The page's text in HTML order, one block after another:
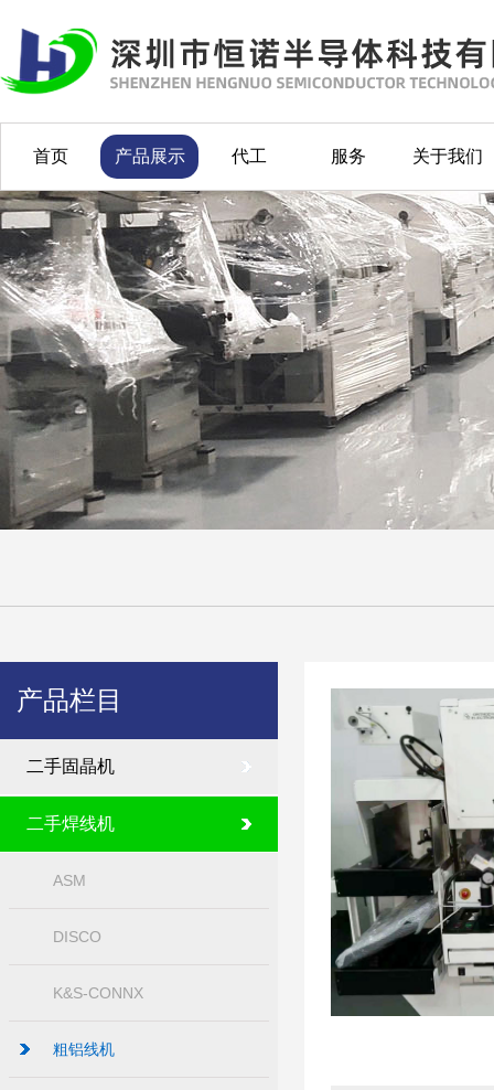
首页 产品展示 代工 服务 关于我们
产品栏目
二手固晶机
二手焊线机
ASM
DISCO
K&S-CONNX
粗铝线机